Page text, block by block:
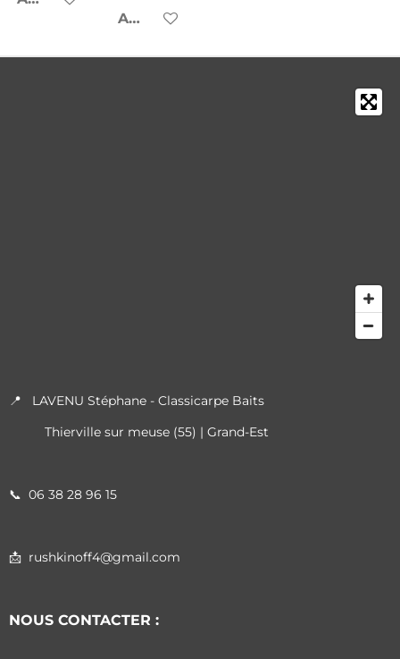
AJOUTER AU PANIER
📍 LAVENU Stéphane - Classicarpe Baits
Thierville sur meuse (55) | Grand-Est
📞 06 38 28 96 15
📩 rushkinoff4@gmail.com
NOUS CONTACTER :